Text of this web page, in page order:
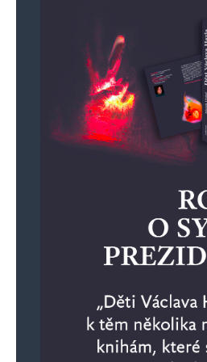
potřebují. Takové
zneužití finančních
mohly být využity pro
rodin v nouzi, ale také
veřejnosti v integritu
Osoby, které se
nebo je podporují,
základních morálních
čestnost, spravedlnost
přijatelné nebo
známkou chudoby
postoj odmítá uznat